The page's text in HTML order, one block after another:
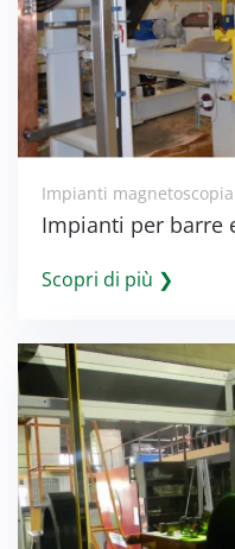
Impianti magnetoscopia
Impianti per barre
Scopri di più ❯